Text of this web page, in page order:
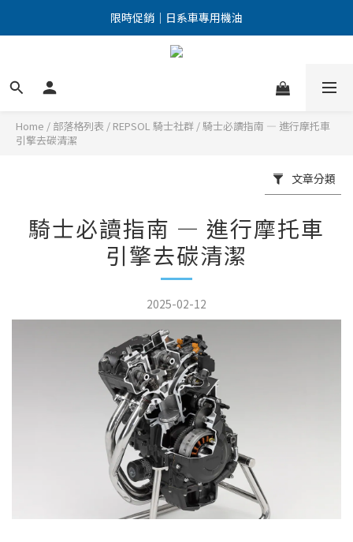
點擊加入LINE好友 優惠訊息不漏接！
限時促銷｜日系車專用機油
點擊加入LINE好友 優惠訊息不漏接！
Home / 部落格列表 / REPSOL 騎士社群 /騎士必讀指南 — 進行摩托車
引擎去碳清潔
文章分類
騎士必讀指南 — 進行摩托車
引擎去碳清潔
2025-02-12